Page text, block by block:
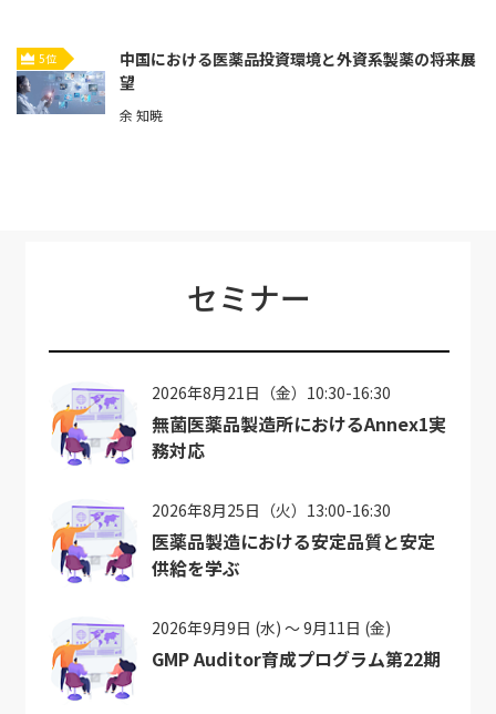
5位
中国における医薬品投資環境と外資系製薬の将来展
望
余 知暁
セミナー
2026年8月21日（金）10:30-16:30
無菌医薬品製造所におけるAnnex1実
務対応
2026年8月25日（火）13:00-16:30
医薬品製造における安定品質と安定
供給を学ぶ
2026年9月9日 (水) ～ 9月11日 (金)
GMP Auditor育成プログラム第22期